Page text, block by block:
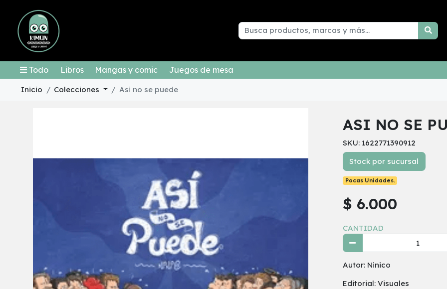
Todo Libros Mangas y comic Juegos de mesa
Inicio Colecciones Asi no se puede
ASI NO SE
SKU: 1622771390912
Stock por sucursal
Pocas Unidades.
$ 6.000
CANTIDAD
Autor: Ninico
Editorial: Visuales